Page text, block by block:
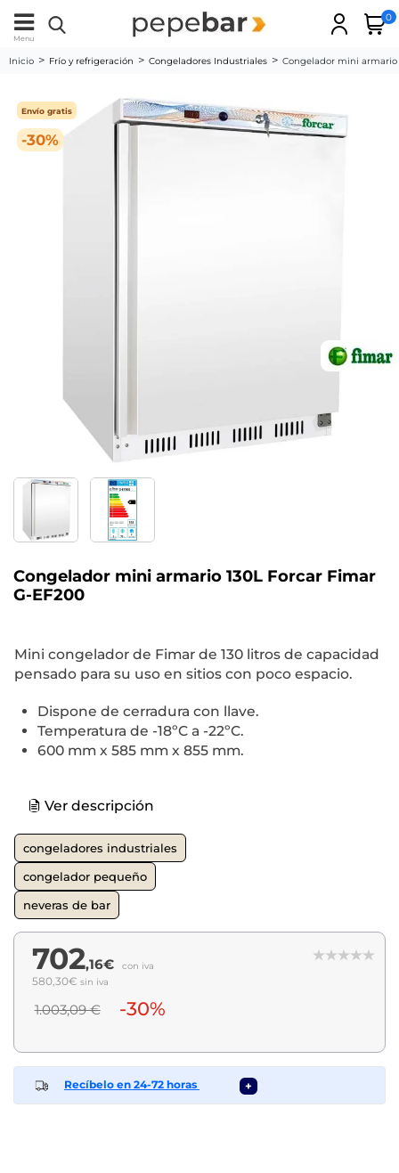
Menu
0
Inicio Frío y refrigeración Congeladores Industriales Congelador mini armario
-30%
Envío gratis
Congelador mini armario 130L Forcar Fimar
G-EF200
Mini congelador de Fimar de 130 litros de capacidad
pensado para su uso en sitios con poco espacio.
Dispone de cerradura con llave.
Temperatura de -18ºC a -22ºC.
600 mm x 585 mm x 855 mm.
Ver descripción
congeladores industriales
congelador pequeño
neveras de bar
702,16€ con iva
580,30€ sin iva
1.003,09 € -30%
Recíbelo en 24-72 horas +